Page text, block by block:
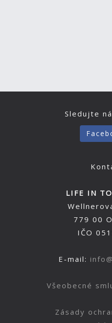
Sledujte
LIFE IN
779 00
IČO
E-mail:
Všeobecné
Zásady